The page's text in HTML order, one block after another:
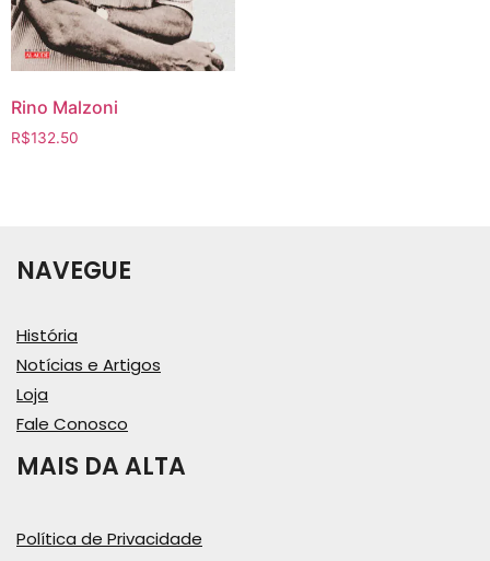
Rino Malzoni
R$132.50
NAVEGUE
História
Notícias e Artigos
Loja
Fale Conosco
MAIS DA ALTA
Política de Privacidade